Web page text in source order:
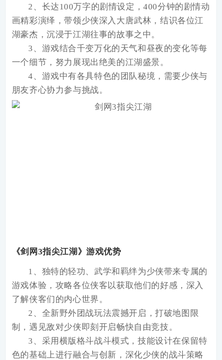
2、长达100万字的剧情设定，400分钟的剧情动
画精彩演绎，带领少侠深入大唐武林，结识各位江
湖豪杰，沉浸于江湖往事的故事之中。
3、游戏结合千变万化的天气和昼夜的变化等每
一个细节，努力展现出绝美的江湖盛景。
4、游戏中有各具特色的团队秘境，需要少侠与
朋友齐心协力参与挑战。
《剑网3指尖江湖》游戏优势
1、独特的轻功、武学和羁绊为少侠带来专属的
游戏体验，攻略各位侠客以获取他们的好感，深入
了解侠客们的内心世界。
2、全新野外团战玩法震撼开启，打破地图限
制，遇见敌对少侠即刻开启畅快自由竞技。
3、采用横版格斗战斗模式，技能设计在保留特
色的基础上进行融合与创新，深化少侠的战斗策略